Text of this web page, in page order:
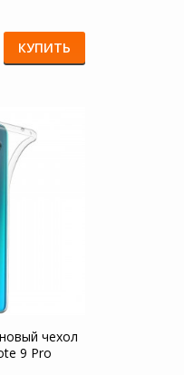
КУПИТЬ
чехол
9 Pro